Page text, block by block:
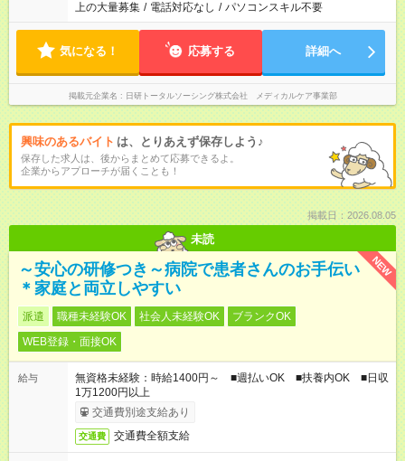
上の大量募集 / 電話対応なし / パソコンスキル不要
気になる！ 応募する 詳細へ
掲載元企業名 日研トータルソーシング株式会社 メディカルケア事業部
興味のあるバイト は、とりあえず保存しよう♪
保存した求人は、後からまとめて応募できるよ。
企業からアプローチが届くことも！
掲載日：2026.08.05
未読
NEW
～安心の研修つき～病院で患者さんのお手伝い
＊家庭と両立しやすい
派遣 職種未経験OK 社会人未経験OK
ブランクOK
WEB登録・面接OK
給与
無資格未経験：時給1400円～ ■週払いOK ■扶養内OK ■日収
1万1200円以上
交通費別途支給あり
交通費 交通費全額支給